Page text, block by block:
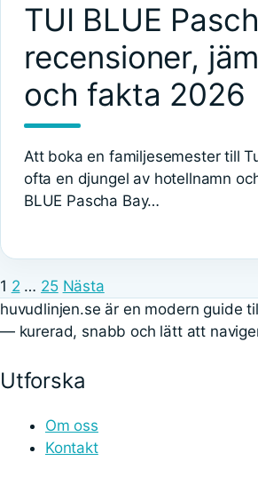
TUI BLUE
recensioner,
och fakta 2026
Att boka en familjesemester till
ofta en djungel av hotellnamn
BLUE Pascha Bay…
1 2 … 25 Nästa
huvudlinjen.se är en modern guide
— kurerad, snabb och lätt att
Utforska
Om oss
Kontakt